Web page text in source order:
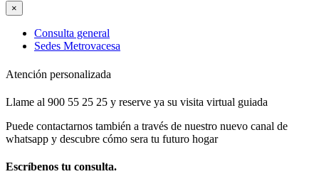
×
Consulta general
Sedes Metrovacesa
Atención personalizada
Llame al 900 55 25 25 y reserve ya su visita virtual guiada
Puede contactarnos también a través de nuestro nuevo canal de
whatsapp y descubre cómo sera tu futuro hogar
Escríbenos tu consulta.